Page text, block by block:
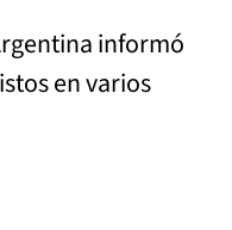
informó
en varios